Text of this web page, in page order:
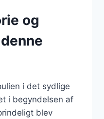
og
i det sydlige
i begyndelsen af
blev